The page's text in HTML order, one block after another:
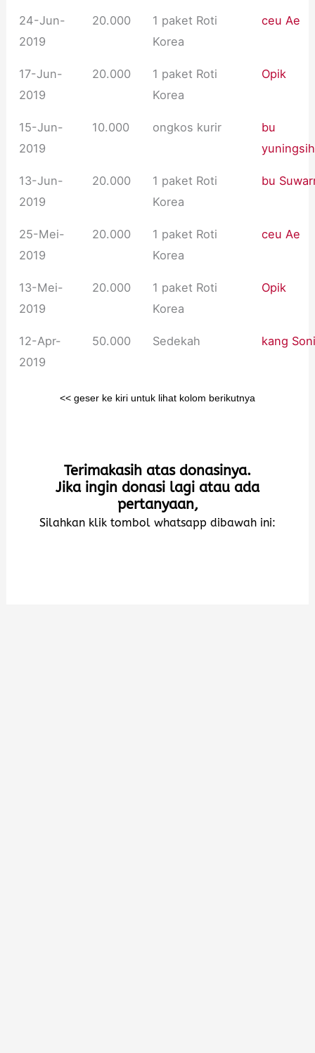
24-Jun-
2019
20.000
1 paket Roti
Korea
ceu Ae
17-Jun-
2019
20.000
1 paket Roti
Korea
Opik
15-Jun-
2019
10.000 ongkos kurir
bu
yuningsih
13-Jun-
2019
20.000
1 paket Roti
Korea
bu
25-Mei-
2019
20.000
1 paket Roti
Korea
ceu Ae
13-Mei-
2019
20.000
1 paket Roti
Korea
Opik
12-Apr-
2019
50.000 Sedekah kang
<< geser ke kiri untuk lihat kolom berikutnya
Terimakasih atas donasinya.
Jika ingin donasi lagi atau ada
pertanyaan,
Silahkan klik tombol whatsapp dibawah ini: